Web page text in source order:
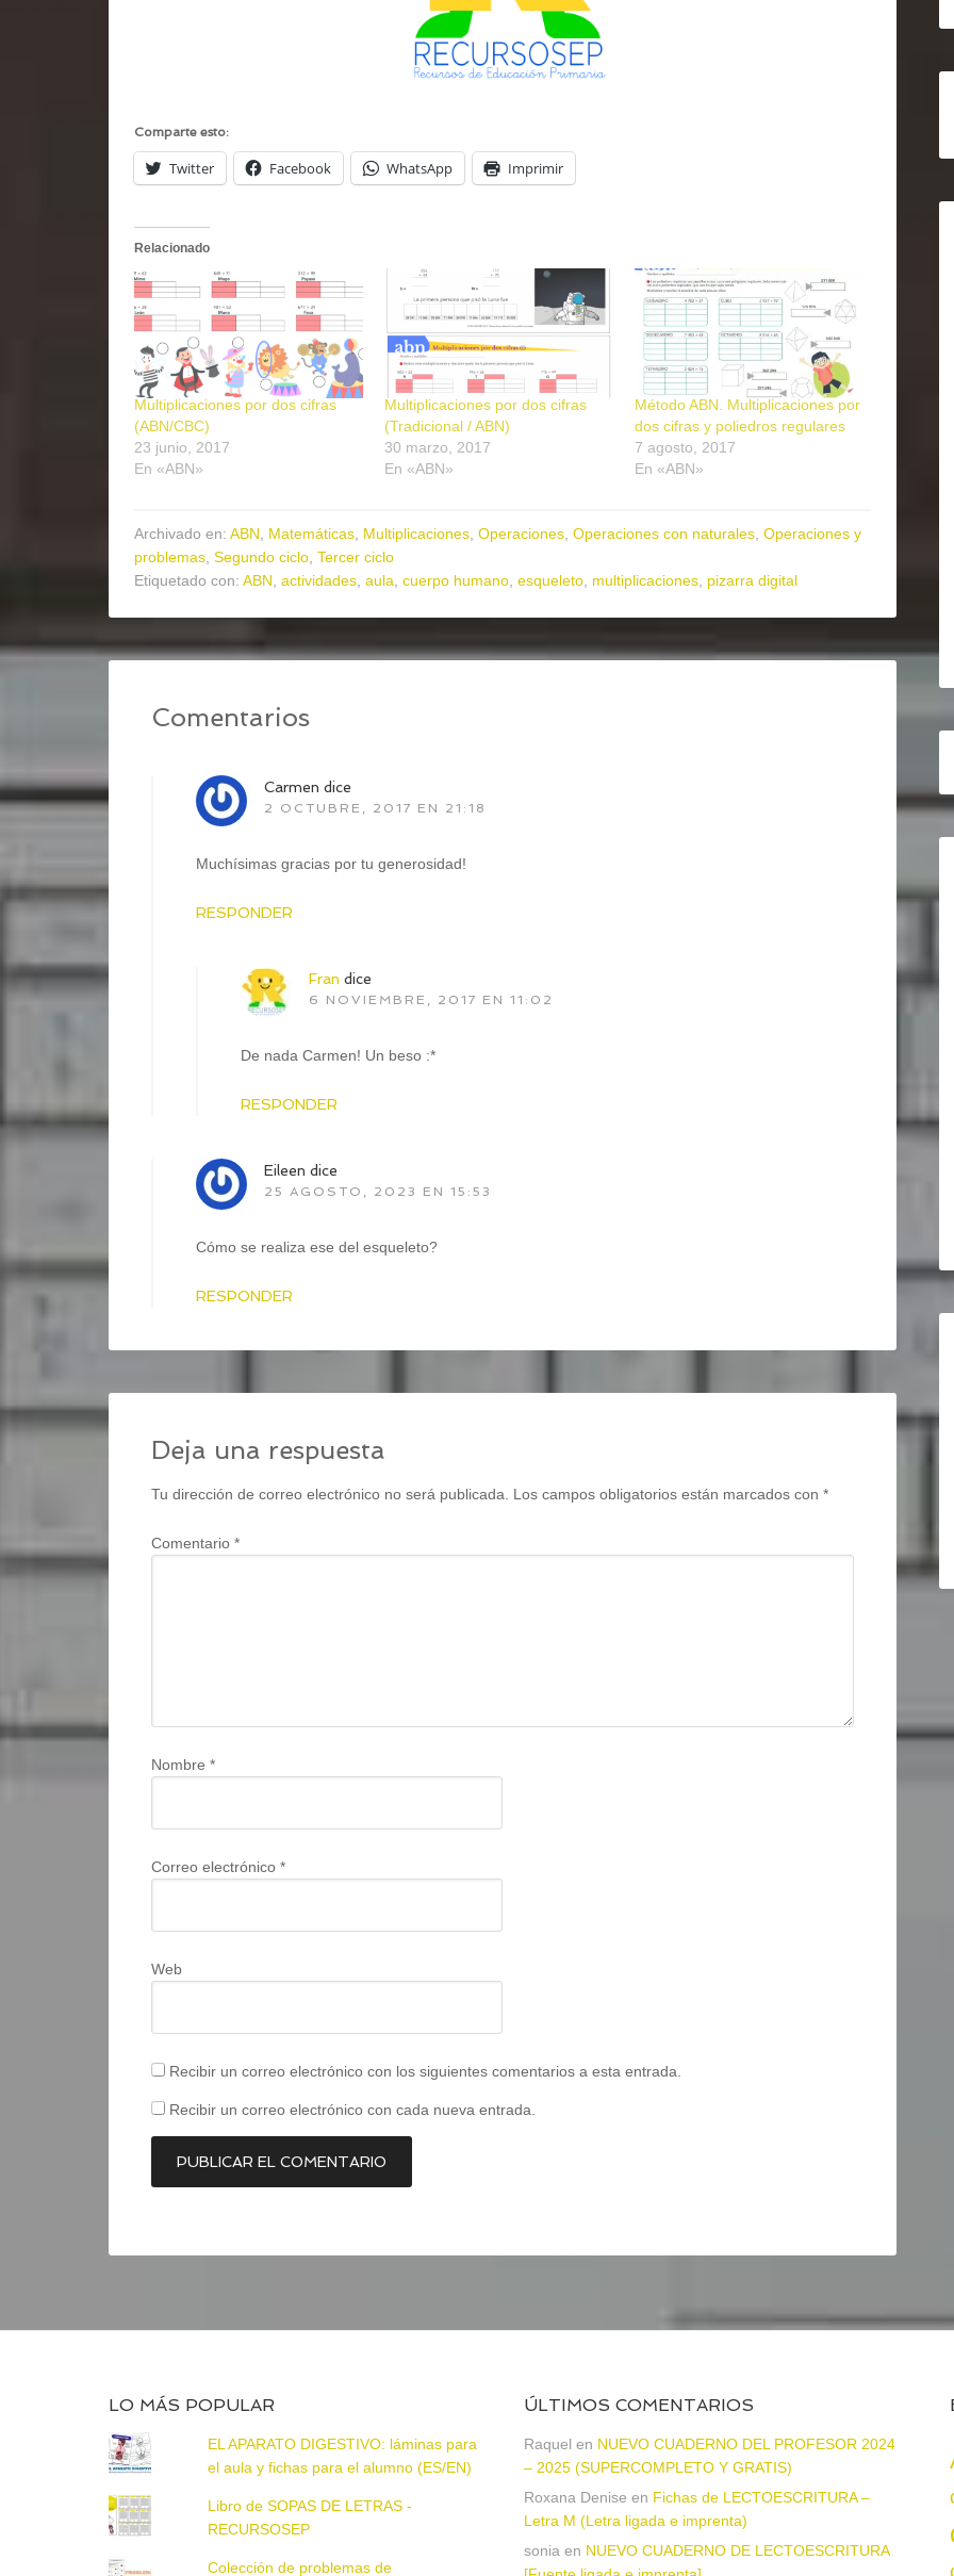
Comparte esto:
Twitter Facebook WhatsApp Imprimir
Relacionado
Multiplicaciones por dos cifras
(ABN/CBC)
23 junio, 2017
En «ABN»
Multiplicaciones por dos cifras
(Tradicional / ABN)
30 marzo, 2017
En «ABN»
Método ABN. Multiplicaciones por
dos cifras y poliedros regulares
7 agosto, 2017
En «ABN»
Archivado en: ABN, Matemáticas, Multiplicaciones, Operaciones, Operaciones con naturales, Operaciones y
problemas, Segundo ciclo, Tercer ciclo
Etiquetado con: ABN, actividades, aula, cuerpo humano, esqueleto, multiplicaciones, pizarra digital
Comentarios
Carmen dice
2 OCTUBRE, 2017 EN 21:18
Muchísimas gracias por tu generosidad!
RESPONDER
Fran dice
6 NOVIEMBRE, 2017 EN 11:02
De nada Carmen! Un beso :*
RESPONDER
Eileen dice
25 AGOSTO, 2023 EN 15:53
Cómo se realiza ese del esqueleto?
RESPONDER
Deja una respuesta
Tu dirección de correo electrónico no será publicada. Los campos obligatorios están marcados con *
Comentario *
Nombre *
Correo electrónico *
Web
Recibir un correo electrónico con los siguientes comentarios a esta entrada.
Recibir un correo electrónico con cada nueva entrada.
LO MÁS POPULAR
EL APARATO DIGESTIVO: láminas para
el aula y fichas para el alumno (ES/EN)
Libro de SOPAS DE LETRAS -
RECURSOSEP
Colección de problemas de
ÚLTIMOS COMENTARIOS
Raquel en NUEVO CUADERNO DEL PROFESOR 2024
– 2025 (SUPERCOMPLETO Y GRATIS)
Roxana Denise en Fichas de LECTOESCRITURA –
Letra M (Letra ligada e imprenta)
sonia en NUEVO CUADERNO DE LECTOESCRITURA